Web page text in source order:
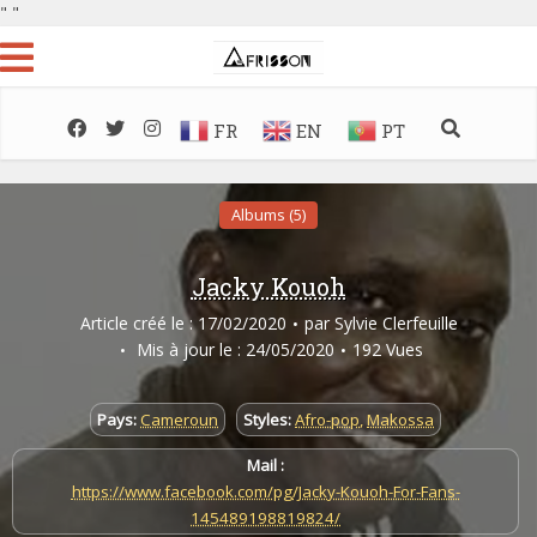
" "
FR EN PT
Albums (5)
Jacky Kouoh
Article créé le : 17/02/2020 par Sylvie Clerfeuille
Mis à jour le : 24/05/2020
192 Vues
Pays:Cameroun Styles:Afro-pop,Makossa
Mail :
https://www.facebook.com/pg/Jacky-Kouoh-For-Fans-
145489198819824/